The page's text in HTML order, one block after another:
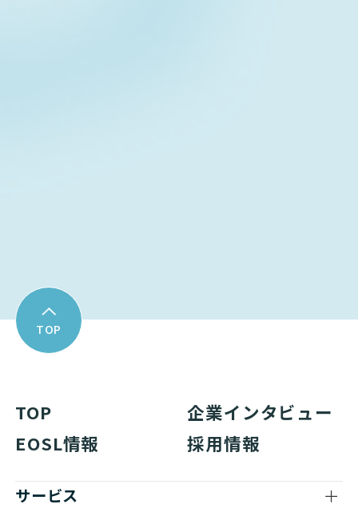
TOP
TOP
企業インタビュー
EOSL情報
採用情報
サービス